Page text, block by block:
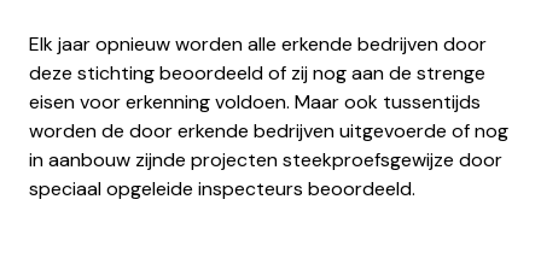
Elk jaar opnieuw worden alle erkende bedrijven door
deze stichting beoordeeld of zij nog aan de strenge
eisen voor erkenning voldoen. Maar ook tussentijds
worden de door erkende bedrijven uitgevoerde of nog
in aanbouw zijnde projecten steekproefsgewijze door
speciaal opgeleide inspecteurs beoordeeld.